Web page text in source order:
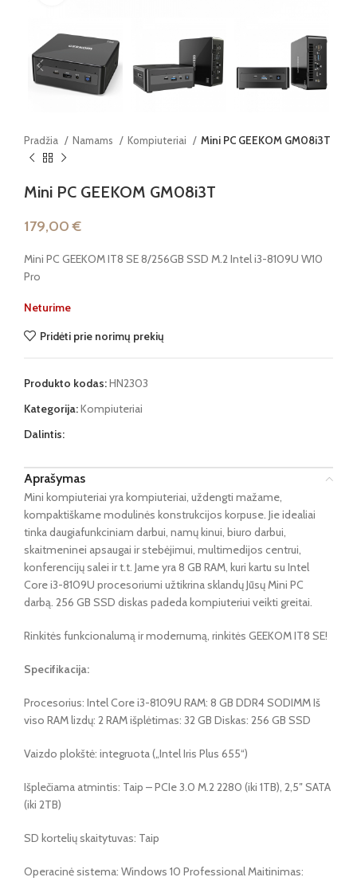
Pradžia Namams Kompiuteriai Mini PC GEEKOM GM08i3T
Mini PC GEEKOM GM08i3T
179,00€
Mini PC GEEKOM IT8 SE 8/256GB SSD M.2 Intel i3-8109U W10
Pro
Neturime
Pridėti prie norimų prekių
Produkto kodas:HN2303
Kategorija:Kompiuteriai
Dalintis:
Aprašymas
Mini kompiuteriai yra kompiuteriai, uždengti mažame,
kompaktiškame modulinės konstrukcijos korpuse. Jie idealiai
tinka daugiafunkciniam darbui, namų kinui, biuro darbui,
skaitmeninei apsaugai ir stebėjimui, multimedijos centrui,
konferencijų salei ir t.t. Jame yra 8 GB RAM, kuri kartu su Intel
Core i3-8109U procesoriumi užtikrina sklandų Jūsų Mini PC
darbą. 256 GB SSD diskas padeda kompiuteriui veikti greitai.
Rinkitės funkcionalumą ir modernumą, rinkitės GEEKOM IT8 SE!
Specifikacija:
Procesorius: Intel Core i3-8109U RAM: 8 GB DDR4 SODIMM Iš
viso RAM lizdų: 2 RAM išplėtimas: 32 GB Diskas: 256 GB SSD
Vaizdo plokštė: integruota („Intel Iris Plus 655“)
Išplečiama atmintis: Taip – PCIe 3.0 M.2 2280 (iki 1TB), 2,5″ SATA
(iki 2TB)
SD kortelių skaitytuvas: Taip
Operacinė sistema: Windows 10 Professional Maitinimas: